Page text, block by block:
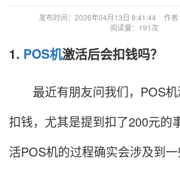
发布时间：2026年04月13日 8:41:44
作者
阅读量：191次
1. POS机激活后会扣钱吗？
最近有朋友问我们，POS机
扣钱，尤其是提到扣了200元的
活POS机的过程确实会涉及到